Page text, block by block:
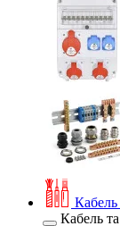
Кабель
Кабель